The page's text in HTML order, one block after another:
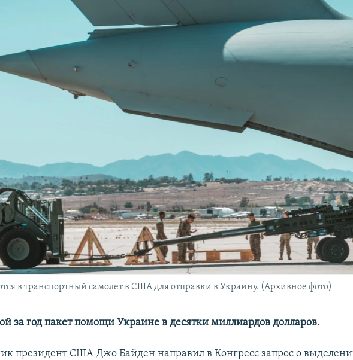
в транспортный самолет в США для отправки в Украину. (Архивное фото)
за год пакет помощи Украине в десятки миллиардов долларов.
президент США Джо Байден направил в Конгресс запрос о